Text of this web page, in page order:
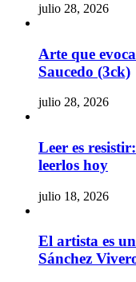
julio 28, 2026
Arte que
Saucedo (3ck)
julio 28, 2026
Leer es
leerlos hoy
julio 18, 2026
El artista es
Sánchez